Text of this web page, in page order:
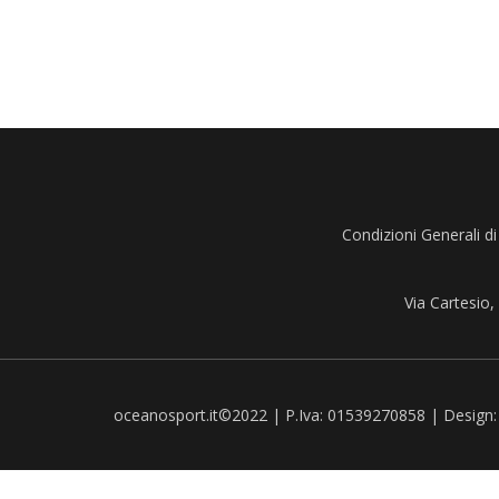
Condizioni Generali
Via
oceanosport.it©2022 | P.Iva: 01539270858 | Design: